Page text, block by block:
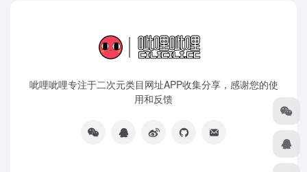
呲哩呲哩专注于二次元类目网址APP收集分享，感谢您的使
用和反馈